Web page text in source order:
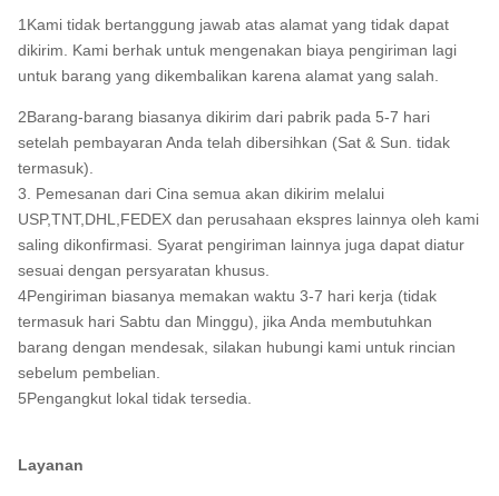
1Kami tidak bertanggung jawab atas alamat yang tidak dapat
dikirim. Kami berhak untuk mengenakan biaya pengiriman lagi
untuk barang yang dikembalikan karena alamat yang salah.
2Barang-barang biasanya dikirim dari pabrik pada 5-7 hari
setelah pembayaran Anda telah dibersihkan (Sat & Sun. tidak
termasuk).
3. Pemesanan dari Cina semua akan dikirim melalui
USP,TNT,DHL,FEDEX dan perusahaan ekspres lainnya oleh kami
saling dikonfirmasi. Syarat pengiriman lainnya juga dapat diatur
sesuai dengan persyaratan khusus.
4Pengiriman biasanya memakan waktu 3-7 hari kerja (tidak
termasuk hari Sabtu dan Minggu), jika Anda membutuhkan
barang dengan mendesak, silakan hubungi kami untuk rincian
sebelum pembelian.
5Pengangkut lokal tidak tersedia.
Layanan